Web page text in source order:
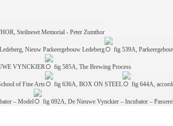
Steilneset Memorial - Peter Zumthor
Nieuw Parkeergebouw Ledeberg fig 539A,
VYNCKIER fig 585A, The Brewing Process
of Fine Arts fig 636A, BOX ON STEEL fig 644A,
– Model fig 692A, De Nieuwe Vynckier – Incubator –